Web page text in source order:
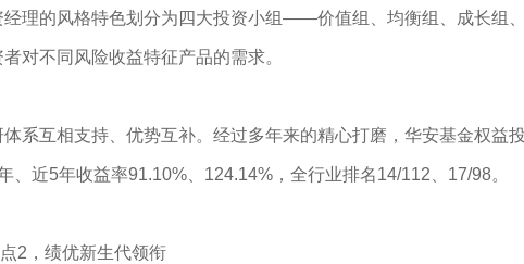
理的风格特色划分为四大投资小组——价值组、均衡组、成长组
对不同风险收益特征产品的需求。
系互相支持、优势互补。经过多年来的精心打磨，华安基金权益
近5年收益率91.10%、124.14%，全行业排名14/112、17/98。
2，绩优新生代领衔